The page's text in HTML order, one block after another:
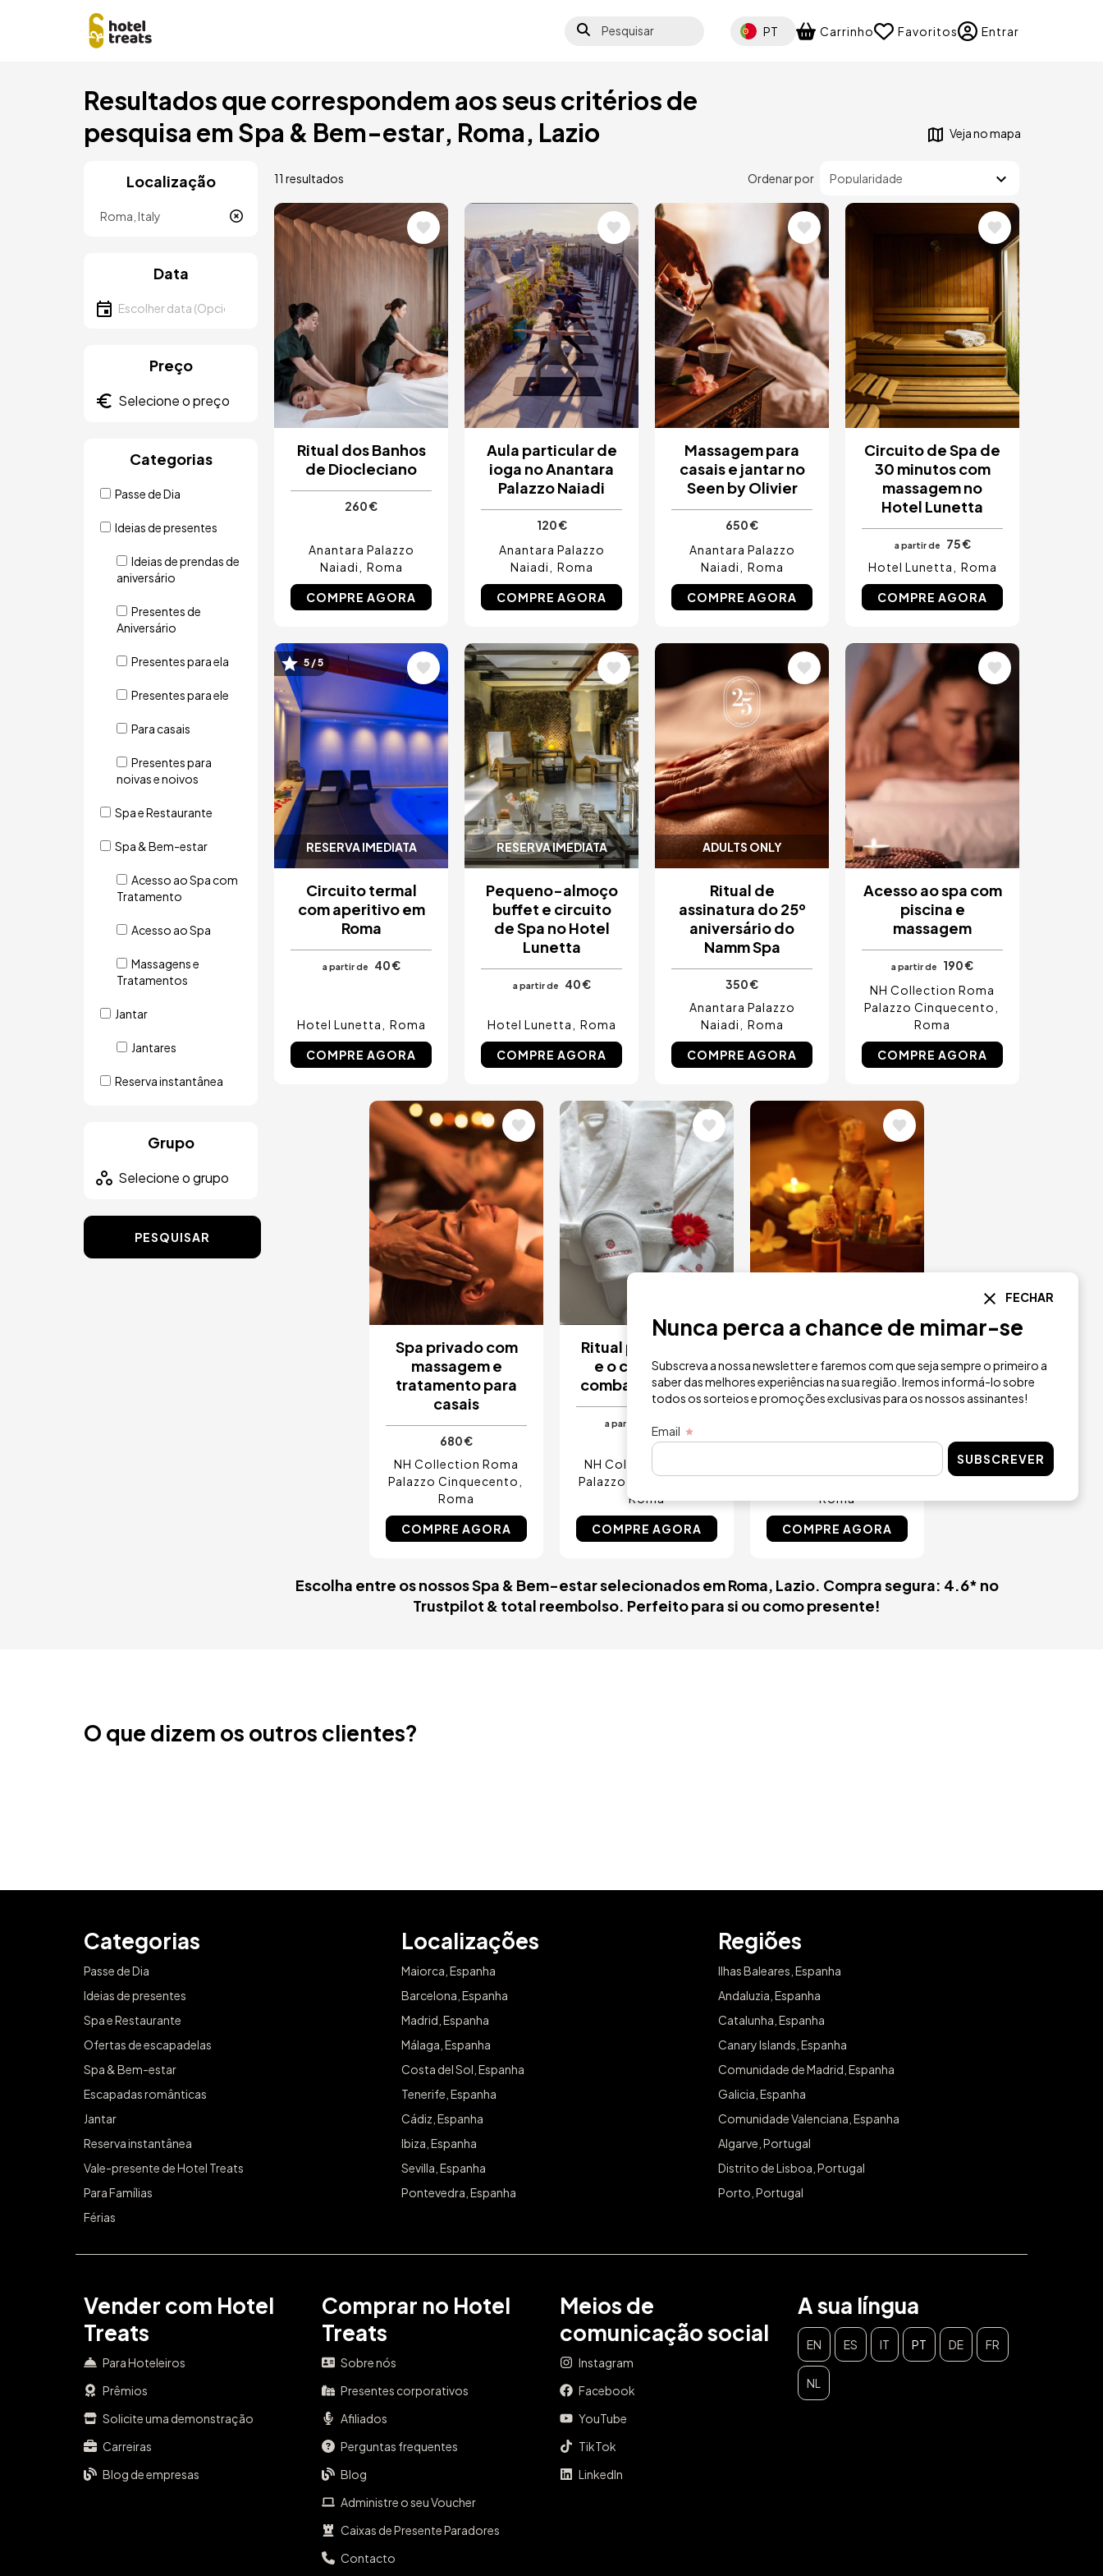
Pesquisar Select your language
PT Carrinho Favoritos Entrar
Resultados que correspondem aos seus critérios de
pesquisa em Spa & Bem-estar, Roma, Lazio
Veja no mapa
Localização
Data
Escolher data
Preço
Categorias
Passe de Dia
Ideias de presentes
Ideias de prendas de
aniversário
Presentes de
Aniversário
Presentes para ela
Presentes para ele
Para casais
Presentes para
noivas e noivos
Spa e Restaurante
Spa & Bem-estar
Acesso ao Spa com
Tratamento
Acesso ao Spa
Massagens e
Tratamentos
Jantar
Jantares
Reserva instantânea
Grupo
PESQUISAR
Ordenar por
11 resultados
Imagem
Ritual dos Banhos
de Diocleciano
260 €
Anantara Palazzo
Naiadi
Roma
COMPRE AGORA
Imagem
Aula particular de
ioga no Anantara
Palazzo Naiadi
120 €
Anantara Palazzo
Naiadi
Roma
COMPRE AGORA
Imagem
Massagem para
casais e jantar no
Seen by Olivier
650 €
Anantara Palazzo
Naiadi
Roma
COMPRE AGORA
Imagem
Circuito de Spa de
30 minutos com
massagem no
Hotel Lunetta
a partir de
75 €
Hotel Lunetta
Roma
COMPRE AGORA
RESERVA IMEDIATA
Imagem
5 / 5
Circuito termal
com aperitivo em
Roma
a partir de 40 €
Hotel Lunetta Roma
COMPRE AGORA
RESERVA IMEDIATA
Imagem
Pequeno-almoço
buffet e circuito
de Spa no Hotel
Lunetta
a partir de 40 €
Hotel Lunetta Roma
COMPRE AGORA
ADULTS ONLY
Imagem
Ritual de
assinatura do 25º
aniversário do
Namm Spa
350 €
Anantara Palazzo
Naiadi
Roma
COMPRE AGORA
Imagem
Acesso ao spa com
piscina e
massagem
a partir de
190 €
NH Collection Roma
Palazzo Cinquecento
Roma
COMPRE AGORA
Imagem
Spa privado com
massagem e
tratamento para
casais
680 €
NH Collection Roma
Palazzo Cinquecento
Roma
COMPRE AGORA
Imagem
Ritual para o rosto
e o corpo para
combater o jet lag
a partir de
NH Collection Roma
Palazzo Cinquecento
Roma
COMPRE AGORA
Imagem
tradicional em
Roma
Roma
COMPRE AGORA
Escolha entre os nossos Spa & Bem-estar selecionados em Roma, Lazio. Compra segura: 4.6* no
Trustpilot & total reembolso. Perfeito para si ou como presente!
O que dizem os outros clientes?
Categorias
Passe de Dia
Ideias de presentes
Spa e Restaurante
Ofertas de escapadelas
Spa & Bem-estar
Escapadas românticas
Jantar
Reserva instantânea
Vale-presente de Hotel Treats
Para Famílias
Férias
Localizações
Maiorca, Espanha
Barcelona, Espanha
Madrid, Espanha
Málaga, Espanha
Costa del Sol, Espanha
Tenerife, Espanha
Cádiz, Espanha
Ibiza, Espanha
Sevilla, Espanha
Pontevedra, Espanha
Regiões
Ilhas Baleares, Espanha
Andaluzia, Espanha
Catalunha, Espanha
Canary Islands, Espanha
Comunidade de Madrid, Espanha
Galicia, Espanha
Comunidade Valenciana, Espanha
Algarve, Portugal
Distrito de Lisboa, Portugal
Porto, Portugal
Vender com Hotel
Treats
Para Hoteleiros
Prêmios
Solicite uma demonstração
Carreiras
Blog de empresas
Comprar no Hotel
Treats
Sobre nós
Presentes corporativos
Afiliados
Perguntas frequentes
Blog
Administre o seu Voucher
Caixas de Presente Paradores
Contacto
Meios de
comunicação social
Instagram
Facebook
YouTube
TikTok
LinkedIn
A sua língua
EN ES IT PT DE FR
NL
FECHAR
Nunca perca a chance de mimar-se
Subscreva a nossa newsletter e faremos com que seja sempre o primeiro a
saber das melhores experiências na sua região. Iremos informá-lo sobre
todos os sorteios e promoções exclusivas para os nossos assinantes!
Email
SUBSCREVER